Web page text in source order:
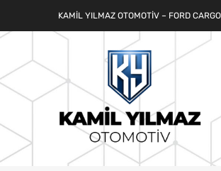
KAMIL YILMAZ OTOMOTIV – FORD